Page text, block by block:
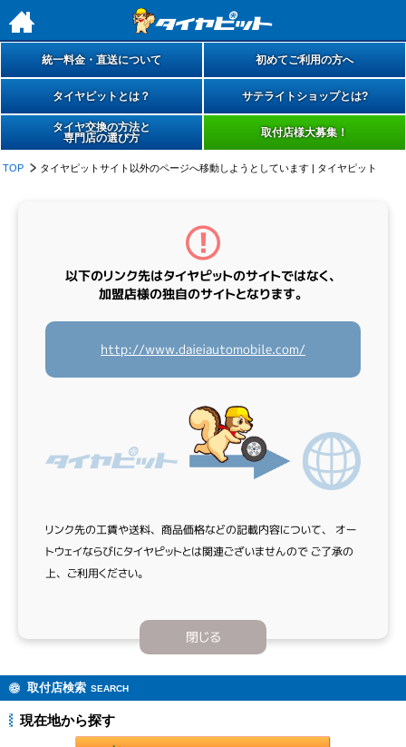
h
統一料金・直送について 初めてご利用の方へ
タイヤピットとは？ サテライトショップとは?
タイヤ交換の方法と
専門店の選び方
取付店様大募集！
TOP タイヤピットサイト以外のページへ移動しようとしています | タイヤピット
以下のリンク先はタイヤピットのサイトではなく、
加盟店様の独自のサイトとなります。
http://www.daieiautomobile.com/
リンク先の工賃や送料、商品価格などの記載内容について、
オー
トウェイならびにタイヤピットとは関連ございませんので ご了承の
上、ご利用ください。
閉じる
取付店検索 SEARCH
現在地から探す